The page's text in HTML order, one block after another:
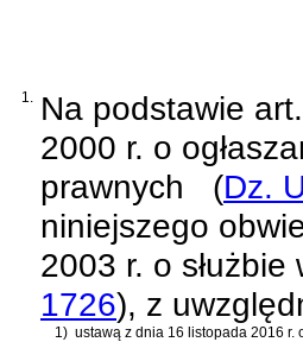
1. Na podstawie
2000 r. o
prawnych
(Dz.
niniejszego
2003 r. o
1726), z
1) ustawą z dnia 16 listopada 2016